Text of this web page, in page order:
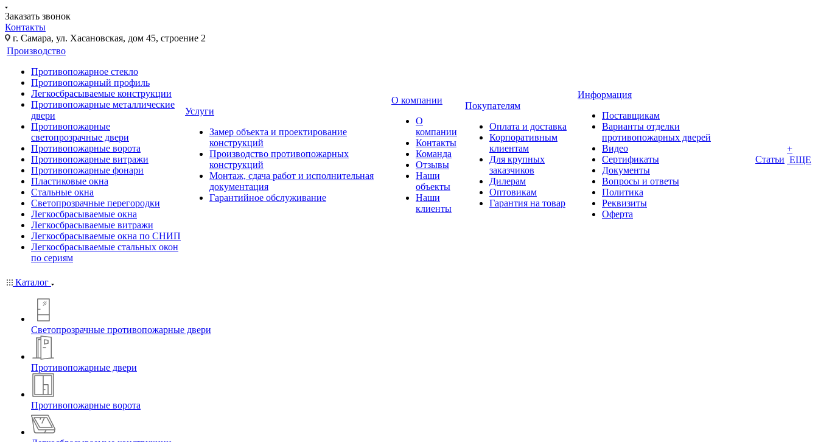
Заказать звонок
Контакты
г. Самара, ул. Хасановская, дом 45, строение 2
Производство
Противопожарное стекло
Противопожарный профиль
Легкосбрасываемые конструкции
Противопожарные металлические
двери
Противопожарные
светопрозрачные двери
Противопожарные ворота
Противопожарные витражи
Противопожарные фонари
Пластиковые окна
Стальные окна
Светопрозрачные перегородки
Легкосбрасываемые окна
Легкосбрасываемые витражи
Легкосбрасываемые окна по СНИП
Легкосбрасываемые стальных окон
по сериям
Услуги
Замер объекта и проектирование
конструкций
Производство противопожарных
конструкций
Монтаж, сдача работ и исполнительная
документация
Гарантийное обслуживание
О компании
О
компании
Контакты
Команда
Отзывы
Наши
объекты
Наши
клиенты
Покупателям
Оплата и доставка
Корпоративным
клиентам
Для крупных
заказчиков
Дилерам
Оптовикам
Гарантия на товар
Информация
Поставщикам
Варианты отделки
противопожарных дверей
Видео
Сертификаты
Документы
Вопросы и ответы
Политика
Реквизиты
Оферта
Статьи
+
ЕЩЕ
Каталог
Светопрозрачные противопожарные двери
Противопожарные двери
Противопожарные ворота